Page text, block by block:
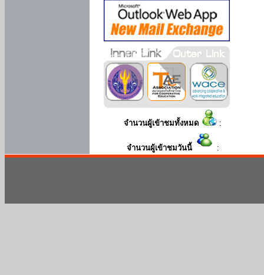
จำนวนผู้เข้าชมทั้งหมด :
จำนวนผู้เข้าชมวันนี้ :